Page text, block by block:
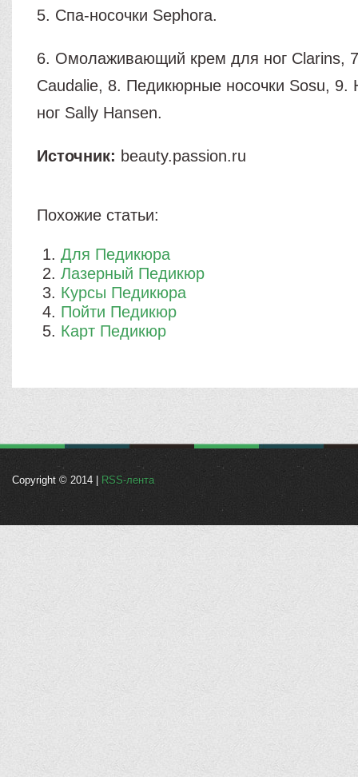
5. Спа-носочки Sephora.
6. Омолаживающий крем для ног Clarins,
Caudalie, 8. Педикюрные носочки Sosu, 9.
ног Sally Hansen.
Источник: beauty.passion.ru
Похожие статьи:
Для Педикюра
Лазерный Педикюр
Курсы Педикюра
Пойти Педикюр
Карт Педикюр
Copyright © 2014 | RSS-лента